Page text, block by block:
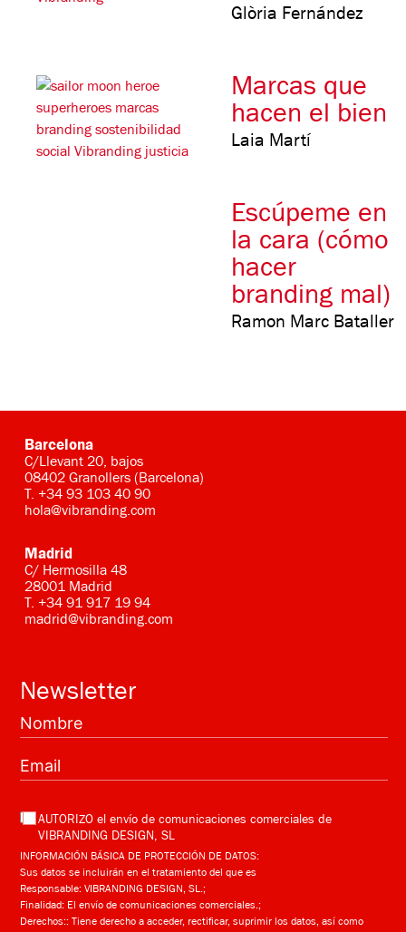
Glòria Fernández
Marcas que
hacen el bien
Laia Martí
Escúpeme en
la cara (cómo
hacer
branding mal)
Ramon Marc Bataller
Barcelona
C/Llevant 20, bajos
08402 Granollers (Barcelona)
T. +34 93 103 40 90
hola@vibranding.com
Madrid
C/ Hermosilla 48
28001 Madrid
T. +34 91 917 19 94
madrid@vibranding.com
Newsletter
AUTORIZO el envío de comunicaciones comerciales de
VIBRANDING DESIGN, SL
INFORMACIÓN BÁSICA DE PROTECCIÓN DE DATOS:
Sus datos se incluirán en el tratamiento del que es
Responsable: VIBRANDING DESIGN, SL.;
Finalidad: El envío de comunicaciones comerciales.;
Derechos:: Tiene derecho a acceder, rectificar, suprimir los datos, así como